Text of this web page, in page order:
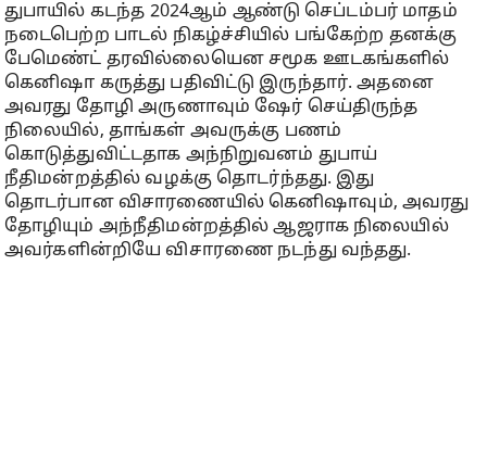
துபாயில் கடந்த 2024ஆம் ஆண்டு செப்டம்பர் மாதம்
நடைபெற்ற பாடல் நிகழ்ச்சியில் பங்கேற்ற தனக்கு
பேமெண்ட் தரவில்லையென சமூக ஊடகங்களில்
கெனிஷா கருத்து பதிவிட்டு இருந்தார். அதனை
அவரது தோழி அருணாவும் ஷேர் செய்திருந்த
நிலையில், தாங்கள் அவருக்கு பணம்
கொடுத்துவிட்டதாக அந்நிறுவனம் துபாய்
நீதிமன்றத்தில் வழக்கு தொடர்ந்தது. இது
தொடர்பான விசாரணையில் கெனிஷாவும், அவரது
தோழியும் அந்நீதிமன்றத்தில் ஆஜராக நிலையில்
அவர்களின்றியே விசாரணை நடந்து வந்தது.